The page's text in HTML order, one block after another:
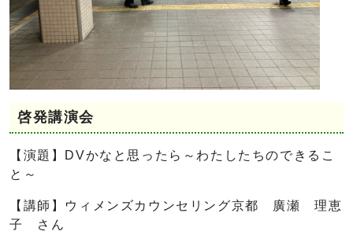
啓発講演会
【演題】DVかなと思ったら～わたしたちのできるこ
と～
【講師】ウィメンズカウンセリング京都 廣瀬 理恵
子 さん